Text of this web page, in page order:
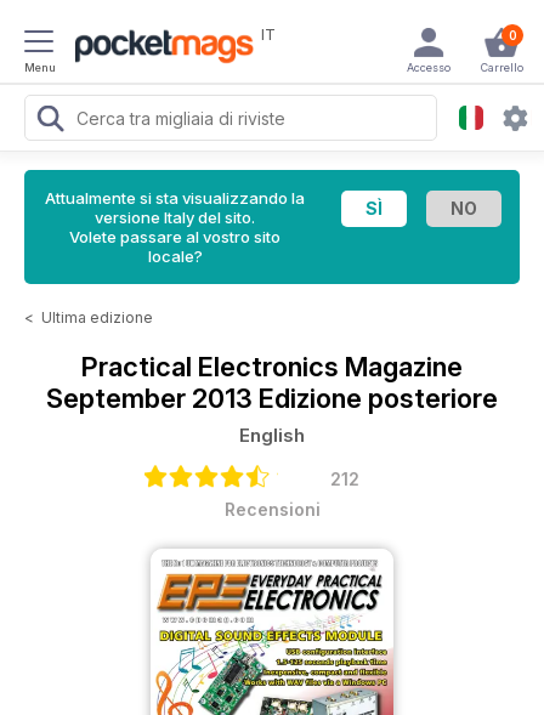
Menu
IT 0
Carrello
Accesso
Attualmente si sta visualizzando la
versione Italy del sito.
Volete passare al vostro sito
locale?
< Ultima edizione
Practical Electronics Magazine
September 2013 Edizione posteriore
English
212
Recensioni